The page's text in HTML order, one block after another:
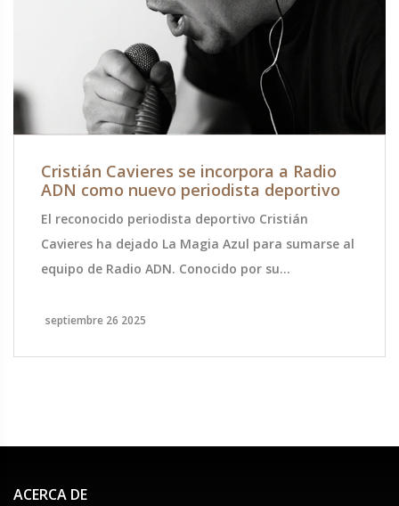
Cristián Cavieres se incorpora a Radio
ADN como nuevo periodista deportivo
El reconocido periodista deportivo Cristián
Cavieres ha dejado La Magia Azul para sumarse al
equipo de Radio ADN. Conocido por su
forma parte del grupo "Los Tenores". Su llegada
que su presencia atraiga a seguidores del fútbol
septiembre 26 2025
ACERCA DE